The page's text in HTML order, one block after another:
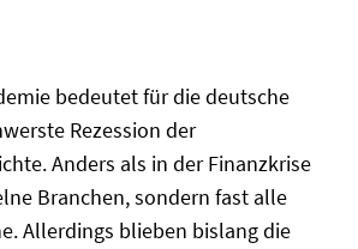
bedeutet für die deutsche
Rezession der
Anders als in der Finanzkrise
Branchen, sondern fast alle
Allerdings blieben bislang die